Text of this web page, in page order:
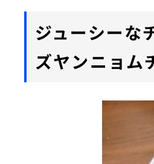
ジューシーな
ズヤンニョム